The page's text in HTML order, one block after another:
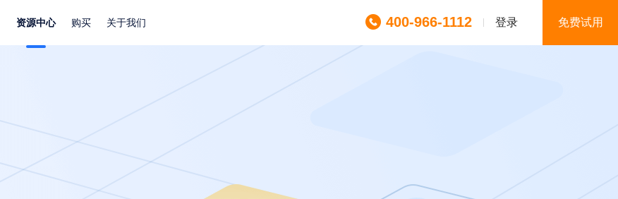
资源中心 购买 关于我们 400-966-1112 登录 免费试用